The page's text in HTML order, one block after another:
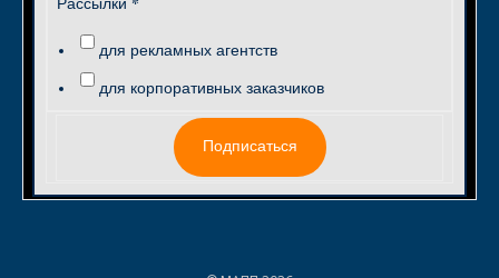
для рекламных агентств
для корпоративных заказчиков
Подписаться